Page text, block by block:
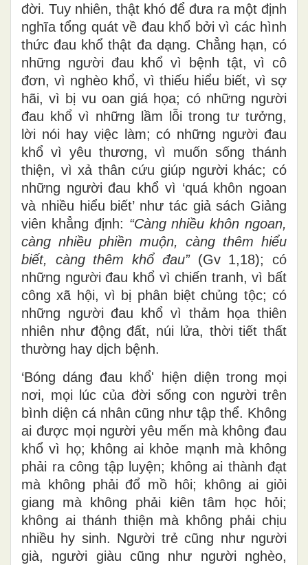
đời. Tuy nhiên, thật khó để đưa ra một định
nghĩa tổng quát về đau khổ bởi vì các hình
thức đau khổ thật đa dạng. Chẳng hạn, có
những người đau khổ vì bệnh tật, vì cô
đơn, vì nghèo khổ, vì thiếu hiểu biết, vì sợ
hãi, vì bị vu oan giá họa; có những người
đau khổ vì những lầm lỗi trong tư tưởng,
lời nói hay việc làm; có những người đau
khổ vì yêu thương, vì muốn sống thánh
thiện, vì xả thân cứu giúp người khác; có
những người đau khổ vì ‘quá khôn ngoan
và nhiều hiểu biết’ như tác giả sách Giảng
viên khẳng định: “Càng nhiều khôn ngoan,
càng nhiều phiền muộn, càng thêm hiểu
biết, càng thêm khổ đau”(Gv 1,18); có
những người đau khổ vì chiến tranh, vì bất
công xã hội, vì bị phân biệt chủng tộc; có
những người đau khổ vì thảm họa thiên
nhiên như động đất, núi lửa, thời tiết thất
thường hay dịch bệnh.
‘Bóng dáng đau khổ' hiện diện trong mọi
nơi, mọi lúc của đời sống con người trên
bình diện cá nhân cũng như tập thể. Không
ai được mọi người yêu mến mà không đau
khổ vì họ; không ai khỏe mạnh mà không
phải ra công tập luyện; không ai thành đạt
mà không phải đổ mồ hôi; không ai giỏi
giang mà không phải kiên tâm học hỏi;
không ai thánh thiện mà không phải chịu
nhiều hy sinh. Người trẻ cũng như người
già, người giàu cũng như người nghèo,